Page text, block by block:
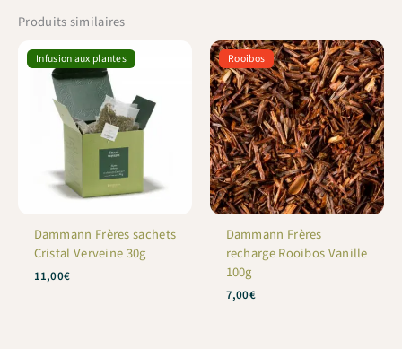
Produits similaires
Infusion aux plantes
Dammann Frères sachets
Cristal Verveine 30g
11,00€
Rooibos
Dammann Frères
recharge Rooibos Vanille
100g
7,00€